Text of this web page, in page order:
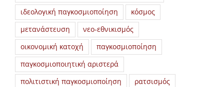
ιδεολογική παγκοσμιοποίηση
κόσμος
μετανάστευση
νεο-εθνικισμός
οικονομική κατοχή
παγκοσμιοποίηση
παγκοσμιοποιητική αριστερά
πολιτιστική παγκοσμιοποίηση
ρατσισμός